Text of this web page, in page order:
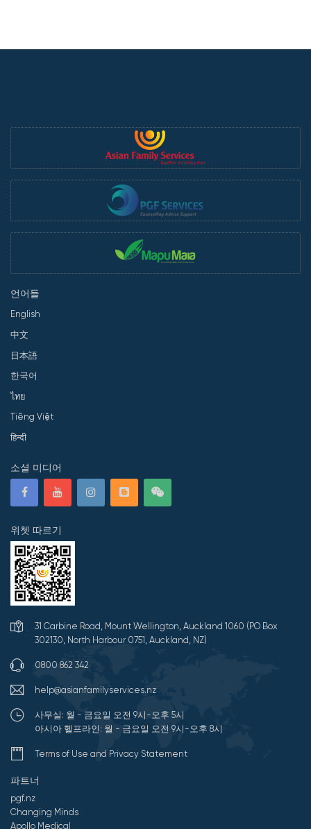
언어들
English
中文
日本語
한국어
ไทย
Tiếng Việt
हिन्दी
소셜 미디어
위쳇 따르기
31 Carbine Road, Mount Wellington, Auckland 1060 (PO Box
302130, North Harbour 0751, Auckland, NZ)
0800 862 342
help@asianfamilyservices.nz
사무실: 월 - 금요일 오전 9시-오후 5시
아시아 헬프라인: 월 - 금요일 오전 9시-오후 8시
Terms of Use and Privacy Statement
파트너
pgf.nz
Changing Minds
Apollo Medical